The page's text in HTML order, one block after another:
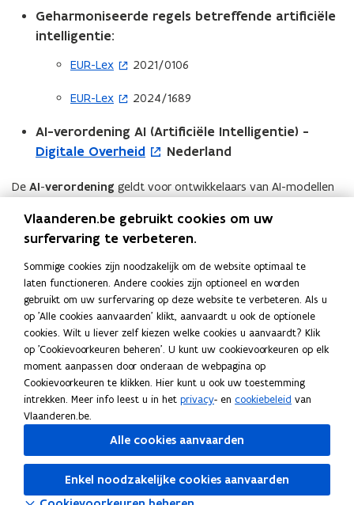
d
e
i
i
e
u
w
e
n
s
t
e
r
)
i
w
v
n
s
r
)
p
e
n
n
e
w
v
e
n
s
t
e
r
)
Geharmoniseerde regels betreffende artificiële
intelligentie:
EUR-Lex
(
p
n
t
n
n
i
u
v
e
n
s
t
e
r
2021/0106
EUR-Lex
(
p
e
t
i
i
e
u
w
v
e
n
s
t
r
)
2024/1689
AI-verordening AI (Artificiële Intelligentie) -
Digitale Overheid
(
p
i
n
n
i
e
u
w
v
e
s
Nederland
De AI-verordening geldt voor ontwikkelaars van AI-modellen
systemen gebruiken.
AI-verordening | Autoriteit Persoonsgegevens
o
p
e
n
t
i
n
i
e
u
w
Nederland
DeAI-verordeningbevat een lijst met hoogrisicosystemen
die aan deze en andere eisen moeten voldoen. Toepassingen
die een lager risico vormen moeten voldoen aan verschillende
regels op het gebied van transparantie. Een systeem dat
kunstmatige content genereert, moet dit bijvoorbeeld duidelijk
markeren voor de burger.
Deel deze pagina
Vlaanderen.be gebruikt cookies om uw
surfervaring te verbeteren.
Sommige cookies zijn noodzakelijk om de website optimaal te
laten functioneren. Andere cookies zijn optioneel en worden
gebruikt om uw surfervaring op deze website te verbeteren. Als u
op 'Alle cookies aanvaarden' klikt, aanvaardt u ook de optionele
cookies. Wilt u liever zelf kiezen welke cookies u aanvaardt? Klik
op 'Cookievoorkeuren beheren'. U kunt uw cookievoorkeuren op elk
moment aanpassen door onderaan de webpagina op
Cookievoorkeuren te klikken. Hier kunt u ook uw toestemming
intrekken. Meer info leest u in het privacy- en cookiebeleid van
Vlaanderen.be.
Alle cookies aanvaarden
Enkel noodzakelijke cookies aanvaarden